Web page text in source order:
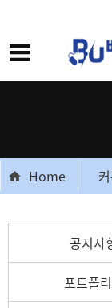
Home
공지사
포트폴